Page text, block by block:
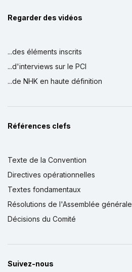
Regarder des vidéos
...des éléments inscrits
...d'interviews sur le PCI
...de NHK en haute définition
Références clefs
Texte de la Convention
Directives opérationnelles
Textes fondamentaux
Résolutions de l'Assemblée générale
Décisions du Comité
Suivez-nous